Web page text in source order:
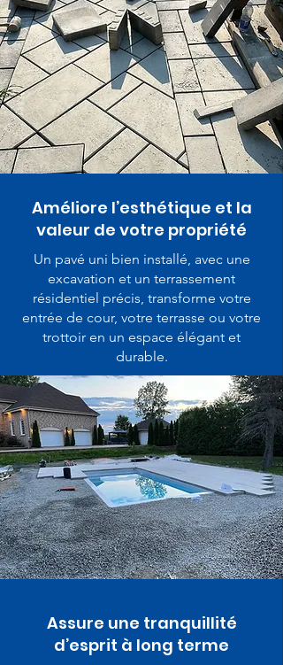
Améliore l’esthétique et la
valeur de votre propriété
Un pavé uni bien installé, avec une
excavation et un terrassement
résidentiel précis, transforme votre
entrée de cour, votre terrasse ou votre
trottoir en un espace élégant et
durable.
Assure une tranquillité
d’esprit à long terme